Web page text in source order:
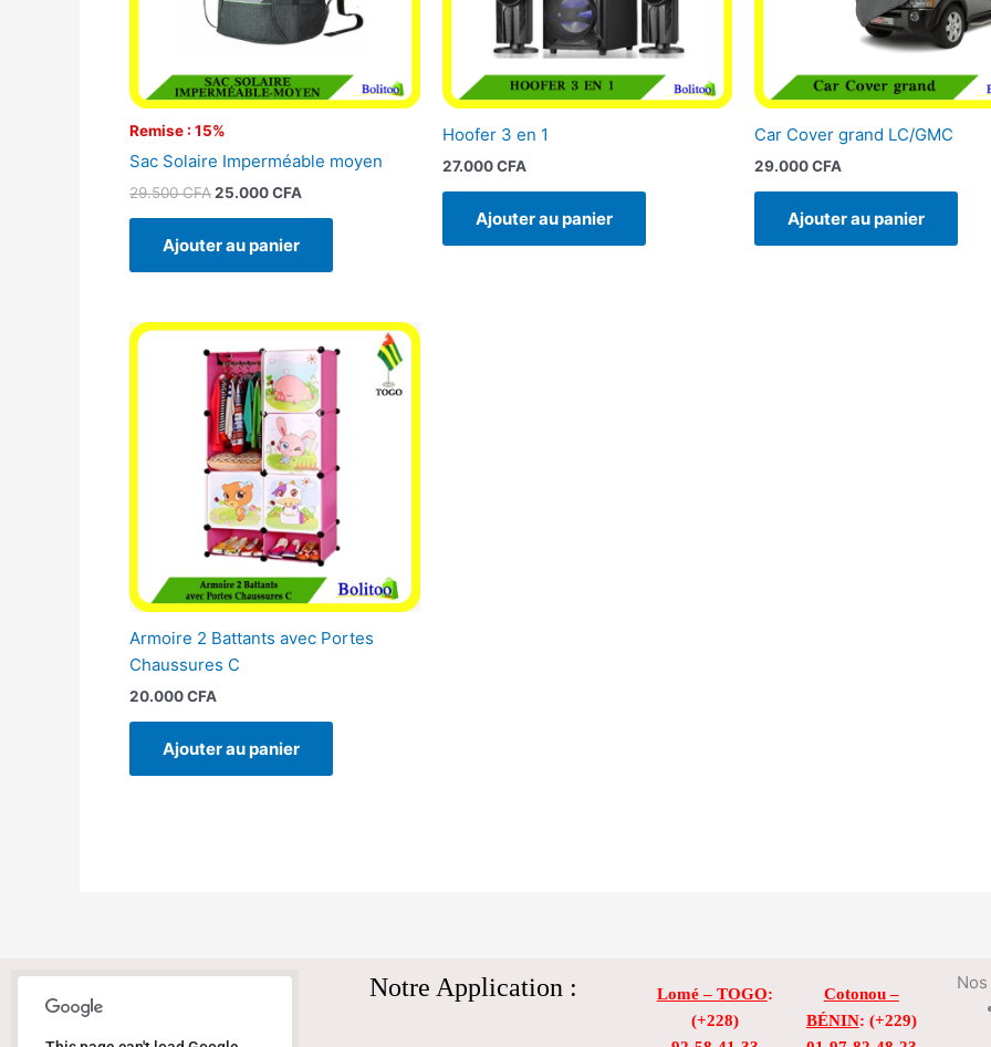
Remise : 15%
Sac Solaire Imperméable moyen
29.500CFA25.000CFA
Ajouter au panier
Hoofer 3 en 1
27.000CFA
Ajouter au panier
Car Cover grand LC/GMC
29.000CFA
Ajouter au panier
Armoire 2 Battants avec Portes
Chaussures C
20.000CFA
Ajouter au panier
Notre Application : Lomé – TOGO:
(+228)
Cotonou –
BÉNIN: (+229)